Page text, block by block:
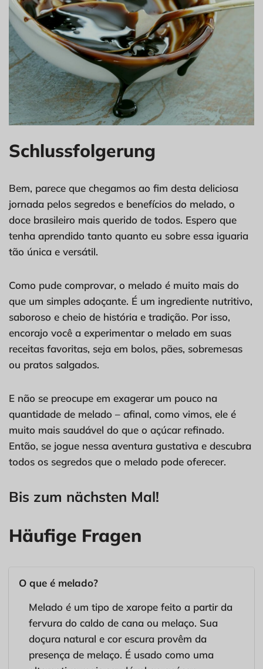
Schlussfolgerung
Bem, parece que chegamos ao fim desta deliciosa
jornada pelos segredos e benefícios do melado, o
doce brasileiro mais querido de todos. Espero que
tenha aprendido tanto quanto eu sobre essa iguaria
tão única e versátil.
Como pude comprovar, o melado é muito mais do
que um simples adoçante. É um ingrediente nutritivo,
saboroso e cheio de história e tradição. Por isso,
encorajo você a experimentar o melado em suas
receitas favoritas, seja em bolos, pães, sobremesas
ou pratos salgados.
E não se preocupe em exagerar um pouco na
quantidade de melado – afinal, como vimos, ele é
muito mais saudável do que o açúcar refinado.
Então, se jogue nessa aventura gustativa e descubra
todos os segredos que o melado pode oferecer.
Bis zum nächsten Mal!
Häufige Fragen
O que é melado?
Melado é um tipo de xarope feito a partir da
fervura do caldo de cana ou melaço. Sua
doçura natural e cor escura provêm da
presença de melaço. É usado como uma